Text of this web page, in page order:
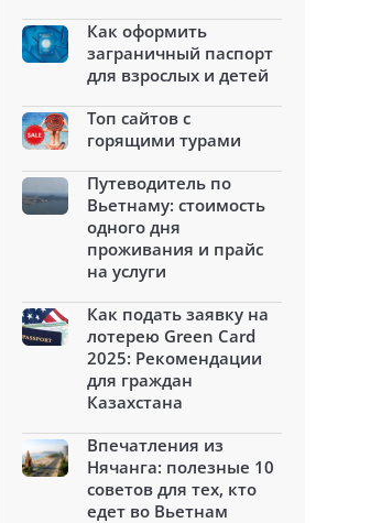
Как оформить
заграничный паспорт
для взрослых и детей
Топ сайтов с
горящими турами
Путеводитель по
Вьетнаму: стоимость
одного дня
проживания и прайс
на услуги
Как подать заявку на
лотерею Green Card
2025: Рекомендации
для граждан
Казахстана
Впечатления из
Нячанга: полезные 10
советов для тех, кто
едет во Вьетнам